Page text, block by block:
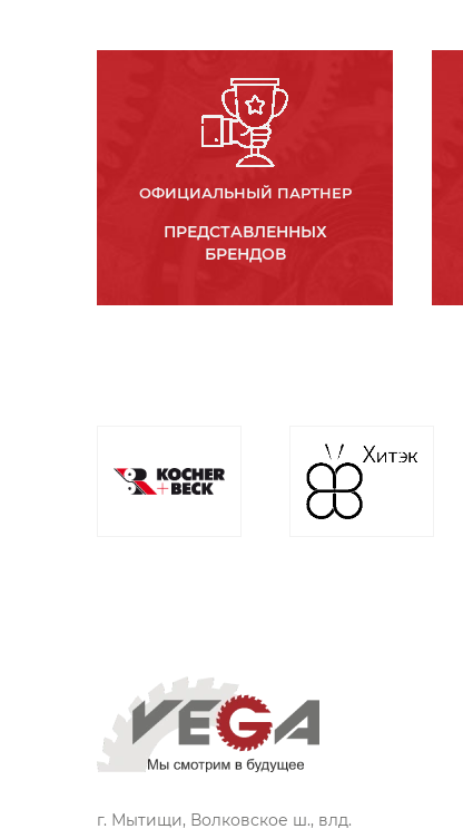
ОФИЦИАЛЬНЫЙ ПАРТНЕР
ПРЕДСТАВЛЕННЫХ
БРЕНДОВ
г. Мытищи, Волковское ш., влд.